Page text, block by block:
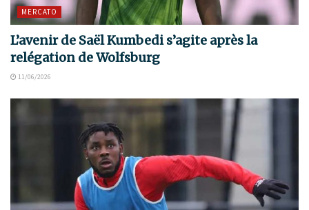
MERCATO
L’avenir de Saël Kumbedi s’agite après la
relégation de Wolfsburg
11/06/2026